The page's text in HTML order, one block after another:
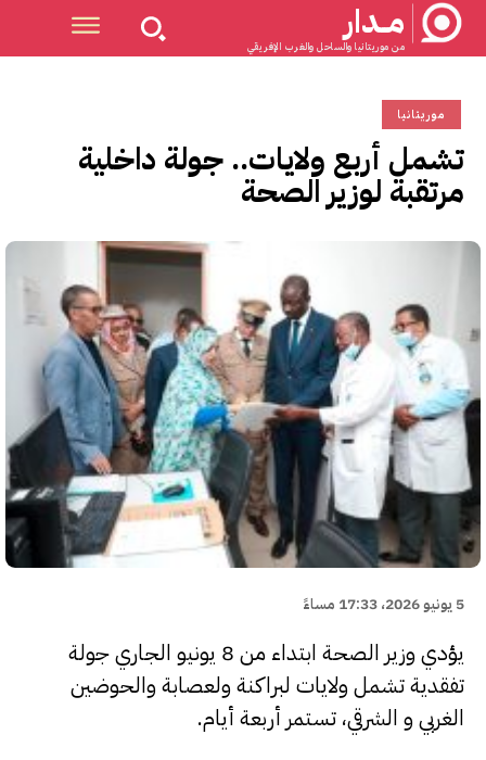
مــدار
من موريتانيا والساحل والغرب الإفريقي
موريتانيا
تشمل أربع ولايات.. جولة داخلية
مرتقبة لوزير الصحة
5 يونيو 2026، 17:33 مساءً
يؤدي وزير الصحة ابتداء من 8 يونيو الجاري جولة
تفقدية تشمل ولايات لبراكنة ولعصابة والحوضين
الغربي و الشرقي، تستمر أربعة أيام.